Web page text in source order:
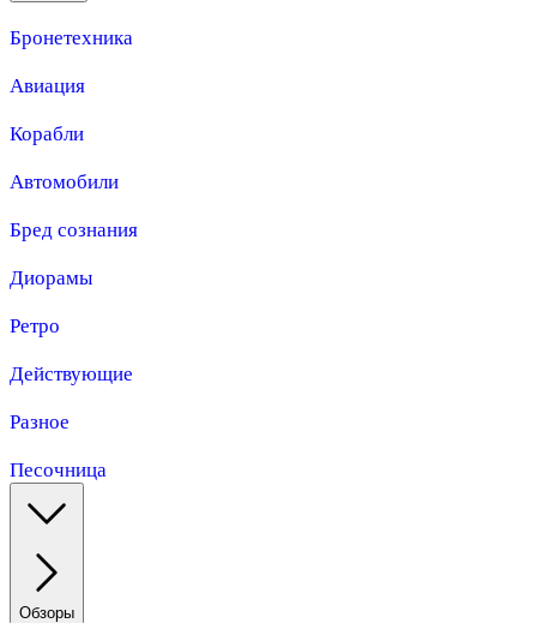
Бронетехника
Авиация
Корабли
Автомобили
Бред сознания
Диорамы
Ретро
Действующие
Разное
Песочница
Обзоры